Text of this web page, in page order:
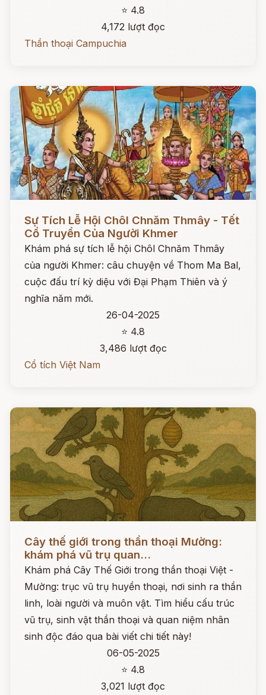
⭐ 4.8
4,172 lượt đọc
Thần thoại Campuchia
Sự Tích Lễ Hội Chôl Chnăm Thmây - Tết
Cổ Truyền Của Người Khmer
Khám phá sự tích lễ hội Chôl Chnăm Thmây
của người Khmer: câu chuyện về Thom Ma Bal,
cuộc đấu trí kỳ diệu với Đại Phạm Thiên và ý
nghĩa năm mới.
26-04-2025
⭐ 4.8
3,486 lượt đọc
Cổ tích Việt Nam
Cây thế giới trong thần thoại Mường:
khám phá vũ trụ quan...
Khám phá Cây Thế Giới trong thần thoại Việt -
Mường: trục vũ trụ huyền thoại, nơi sinh ra thần
linh, loài người và muôn vật. Tìm hiểu cấu trúc
vũ trụ, sinh vật thần thoại và quan niệm nhân
sinh độc đáo qua bài viết chi tiết này!
06-05-2025
⭐ 4.8
3,021 lượt đọc